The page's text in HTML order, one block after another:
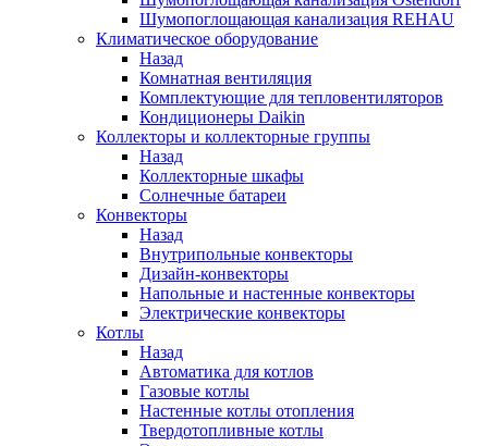
Шумопоглощающая канализация REHAU
Климатическое оборудование
Назад
Комнатная вентиляция
Комплектующие для тепловентиляторов
Кондиционеры Daikin
Коллекторы и коллекторные группы
Назад
Коллекторные шкафы
Солнечные батареи
Конвекторы
Назад
Внутрипольные конвекторы
Дизайн-конвекторы
Напольные и настенные конвекторы
Электрические конвекторы
Котлы
Назад
Автоматика для котлов
Газовые котлы
Настенные котлы отопления
Твердотопливные котлы